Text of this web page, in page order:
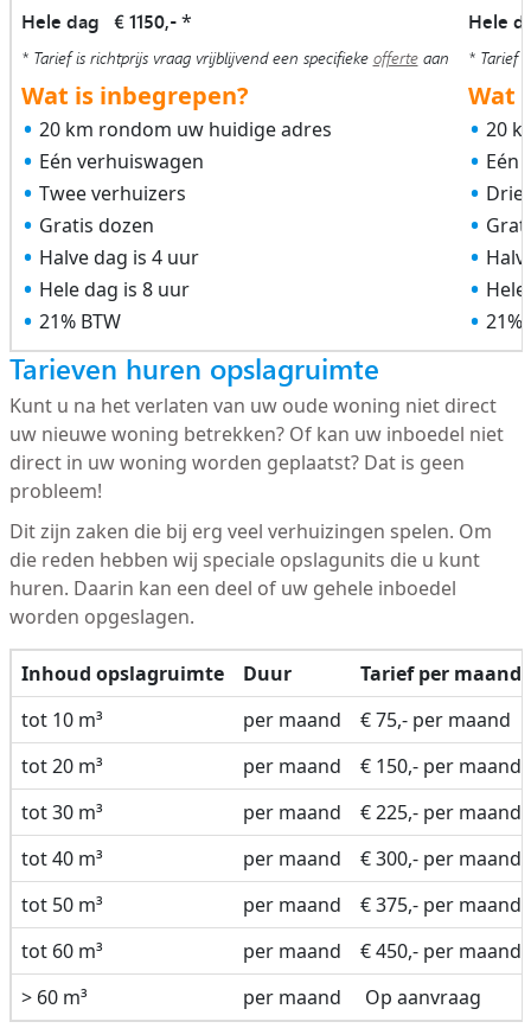
Hele dag € 1150,-*
* Tarief is richtprijs vraag vrijblijvend een specifieke offerteaan
Wat is inbegrepen?
20 km rondom uw huidige adres
Eén verhuiswagen
Twee verhuizers
Gratis dozen
Halve dag is 4 uur
Hele dag is 8 uur
21% BTW
Hele
* Tarief
Wat
20
Eén
Drie
21%
Tarieven huren opslagruimte
Kunt u na het verlaten van uw oude woning niet direct
uw nieuwe woning betrekken? Of kan uw inboedel niet
direct in uw woning worden geplaatst? Dat is geen
probleem!
Dit zijn zaken die bij erg veel verhuizingen spelen. Om
die reden hebben wij speciale opslagunits die u kunt
huren. Daarin kan een deel of uw gehele inboedel
worden opgeslagen.
Inhoud opslagruimte Duur
Tarief per maand
tot 10 m³
per maand
€ 75,- per maand
tot 20 m³
per maand
€ 150,- per maand
tot 30 m³
per maand
€ 225,- per maand
tot 40 m³
per maand
€ 300,- per maand
tot 50 m³
per maand
€ 375,- per maand
tot 60 m³
per maand
€ 450,- per maand
> 60 m³
per maand Op aanvraag